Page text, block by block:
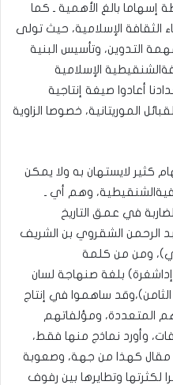
إسهاما بالغ الأهمية ـ كما
الثقافة الإسلامية، حيث تولى
التدوين، وتأسيس البنية
الإسلامية
أعادوا صيغة إنتاجية
الموريتانية، خصوصا الزاوية
كثير لايستهان به ولا يمكن
وهم أي ـ
في عمق التاريخ
الرحمن الشقروي بن الشريف
ومن من كلمة
بلغة صنهاجة لسان
ساهموا في إنتاج
المتعددة، ومؤلفاتهم
وأورد نماذج منها فقط،
مقال كهذا من جهة، وصعوبة
وتطايرها بين رفوف